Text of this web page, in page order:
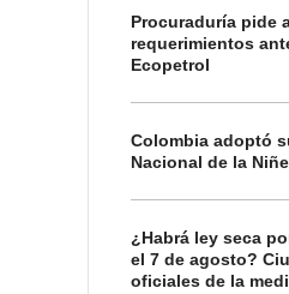
Procuraduría pide
requerimientos
Ecopetrol
Colombia adoptó
Nacional de la
¿Habrá ley seca
el 7 de agosto?
oficiales de la